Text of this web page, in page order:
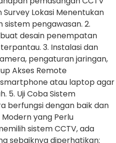
Survey Lokasi Menentukan
pengawasan. 2.
desain penempatan
3. Instalasi dan
pengaturan jaringan,
Akses Remote
atau laptop agar
5. Uji Coba Sistem
berfungsi dengan baik dan
Modern yang Perlu
sistem CCTV, ada
sebaiknya diperhatikan: